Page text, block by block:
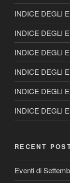
INDICE DEGLI
INDICE DEGLI
INDICE DEGLI
INDICE DEGLI
INDICE DEGLI
INDICE DEGLI
RECENT
Eventi di